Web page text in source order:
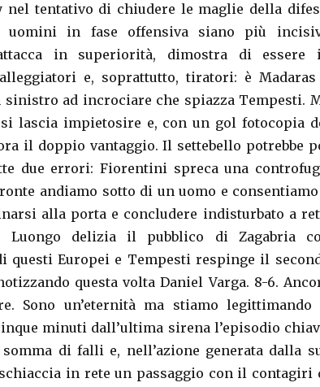
nel tentativo di chiudere le maglie della
uomini in fase offensiva siano più
attacca in superiorità, dimostra di essere
e, soprattutto, tiratori: è Madaras
ad incrociare che spiazza Tempesti.
lascia impietosire e, con un gol fotocopia
il doppio vantaggio. Il settebello potrebbe
due errori: Fiorentini spreca una
andiamo sotto di un uomo e
alla porta e concludere indisturbato a
Luongo delizia il pubblico di Zagabria
questi Europei e Tempesti respinge il
questa volta Daniel Varga. 8-6.
Sono un’eternità ma stiamo
minuti dall’ultima sirena l’episodio
somma di falli e, nell’azione generata dalla
in rete un passaggio con il contagiri